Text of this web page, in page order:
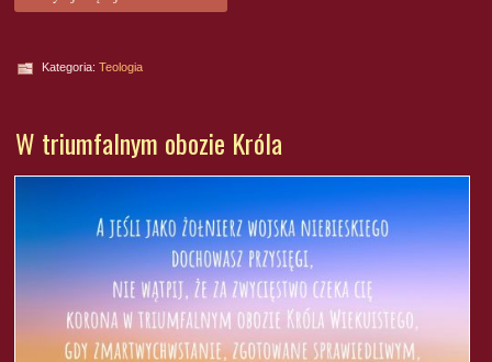
Kategoria: Teologia
W triumfalnym obozie Króla